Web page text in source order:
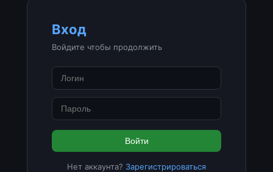
Вход
Войдите чтобы продолжить
Войти
Нет аккаунта? Зарегистрироваться